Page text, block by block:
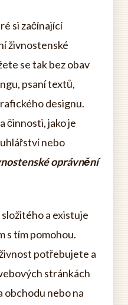
si začínající
živnostenské
se tak bez obav
psaní textů,
designu.
činnosti, jako je
nebo
oprávnění
a existuje
s tím pomohou.
potřebujete a
stránkách
obchodu nebo na